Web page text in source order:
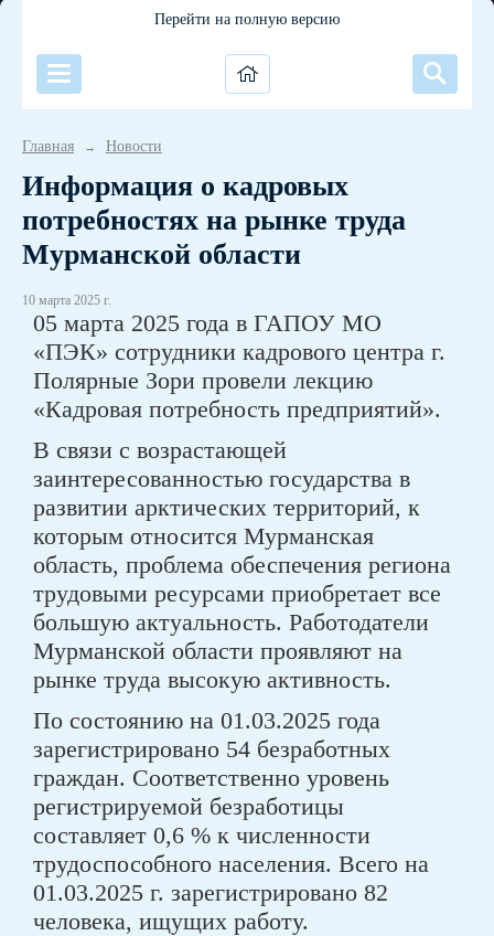
Перейти на полную версию
Главная → Новости
Информация о кадровых
потребностях на рынке труда
Мурманской области
10 марта 2025 г.
05 марта 2025 года в ГАПОУ МО
«ПЭК» сотрудники кадрового центра г.
Полярные Зори провели лекцию
«Кадровая потребность предприятий».
В связи с возрастающей
заинтересованностью государства в
развитии арктических территорий, к
которым относится Мурманская
область, проблема обеспечения региона
трудовыми ресурсами приобретает все
большую актуальность. Работодатели
Мурманской области проявляют на
рынке труда высокую активность.
По состоянию на 01.03.2025 года
зарегистрировано 54 безработных
граждан. Соответственно уровень
регистрируемой безработицы
составляет 0,6 % к численности
трудоспособного населения. Всего на
01.03.2025 г. зарегистрировано 82
человека, ищущих работу.